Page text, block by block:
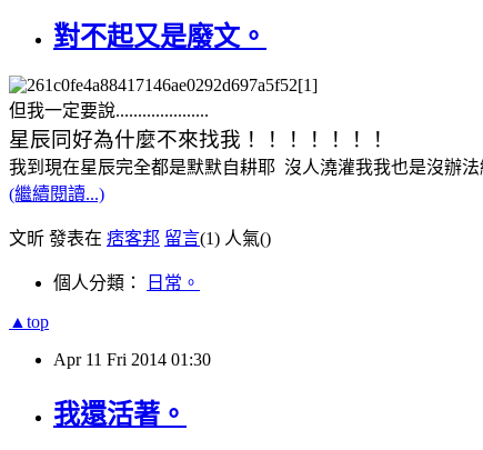
對不起又是廢文。
但我一定要說.....................
星辰同好為什麼不來找我！！！！！！！
我到現在星辰完全都是默默自耕耶 沒人澆灌我我也是沒辦
(繼續閱讀...)
文昕 發表在 痞客邦 留言(1) 人氣()
個人分類： 日常。
▲top
Apr 11 Fri 2014 01:30
我還活著。